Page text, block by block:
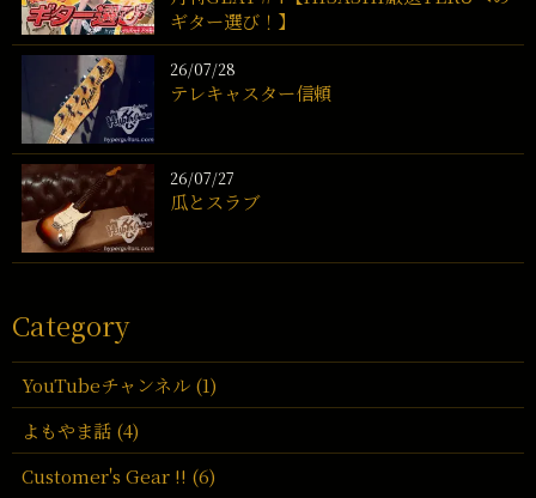
ギター選び！】
26/07/28
テレキャスター信頼
26/07/27
瓜とスラブ
Category
YouTubeチャンネル (1)
よもやま話 (4)
Customer's Gear !! (6)